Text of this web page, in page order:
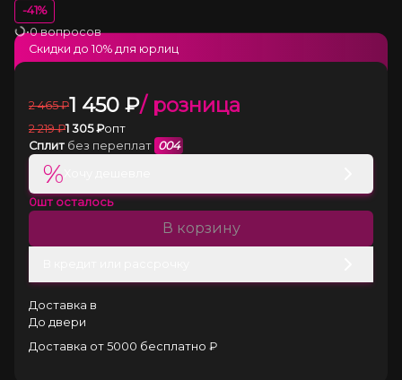
-41%
Загрузка
•0 вопросов
2 465 ₽1 450 ₽/ розница
2 219 ₽1 305₽опт
Сплит без переплат 004
%
0шт осталось
В корзину
Доставка в
До двери
Доставка от 5000 бесплатно ₽
Скидки до 10% для юрлиц